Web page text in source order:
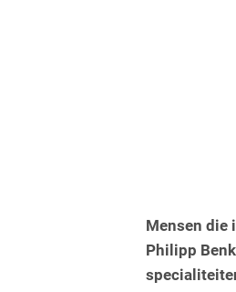
Mensen die
Philipp